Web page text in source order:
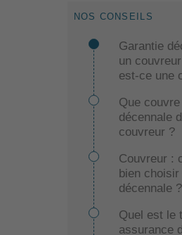
NOS CONSEILS
Garantie
un
est-ce une
Que
décennale
couvreur ?
Couvreur :
bien
décennale ?
Quel est le
assurance